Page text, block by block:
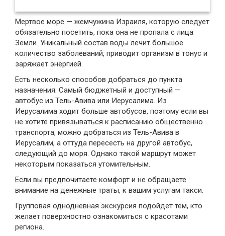
Мертвое море — жемчужина Израиля, которую следует
обязательно посетить, пока она не пропала с лица
Земли. Уникальный состав воды лечит большое
количество заболеваний, приводит организм в тонус и
заряжает энергией.
Есть несколько способов добраться до пункта
назначения. Самый бюджетный и доступный —
автобус из Тель-Авива или Иерусалима. Из
Иерусалима ходит больше автобусов, поэтому если вы
не хотите привязываться к расписанию общественно
транспорта, можно добраться из Тель-Авива в
Иерусалим, а оттуда пересесть на другой автобус,
следующий до моря. Однако такой маршрут может
некоторым показаться утомительным.
Если вы предпочитаете комфорт и не обращаете
внимание на денежные траты, к вашим услугам такси.
Групповая однодневная экскурсия подойдет тем, кто
желает поверхностно ознакомиться с красотами
региона.